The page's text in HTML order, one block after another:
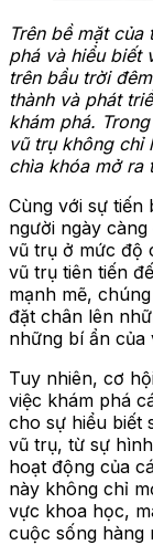
Trên bề mặt
phá và hiểu biết
trên bầu trời
thành và phát
khám phá.
vũ trụ không chỉ
chìa khóa mở ra
Cùng với sự
người ngày
vũ trụ ở mức độ
vũ trụ tiên tiến
mạnh mẽ,
đặt chân lên
những bí ẩn của
Tuy nhiên, cơ
việc khám phá
cho sự hiểu biết
vũ trụ, từ sự
hoạt động của
này không chỉ
vực khoa học,
cuộc sống hàng